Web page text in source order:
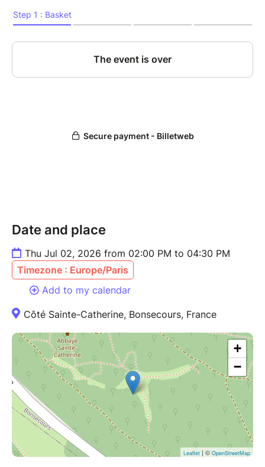
says.
incredible view and panorama it offers over the
Date and place
Thu Jul 02, 2026 from 02:00 PM to 04:30 PM
Timezone : Europe/Paris
Add to my calendar
Côté Sainte-Catherine, Bonsecours, France
+
−
Leaflet | © OpenStreetMap